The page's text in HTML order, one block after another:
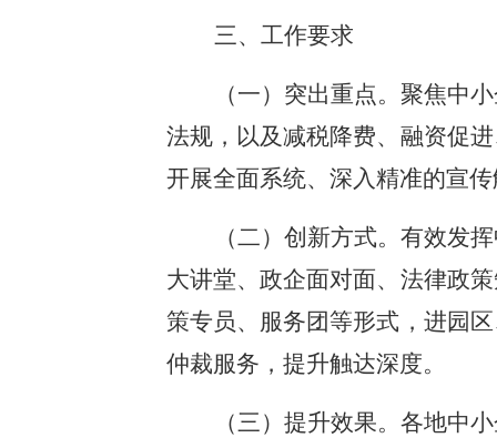
三、工作要求
（一）突出重点。聚焦中
法规，以及减税降费、融资促
开展全面系统、深入精准的宣
（二）创新方式。有效发
大讲堂、政企面对面、法律政
策专员、服务团等形式，进园
仲裁服务，提升触达深度。
（三）提升效果。各地中